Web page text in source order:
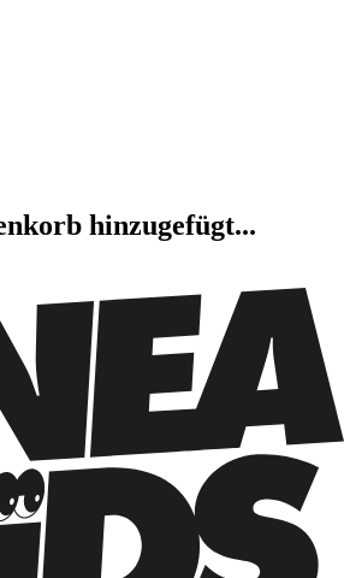
hinzugefügt...